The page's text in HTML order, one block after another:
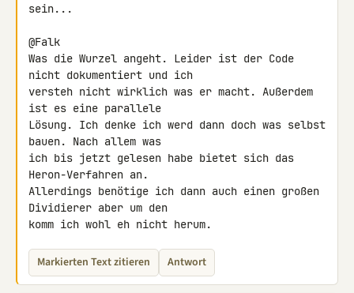
sein...
@Falk
Was die Wurzel angeht. Leider ist der Code
nicht dokumentiert und ich
versteh nicht wirklich was er macht. Außerdem
ist es eine parallele
Lösung. Ich denke ich werd dann doch was selbst
bauen. Nach allem was
ich bis jetzt gelesen habe bietet sich das
Heron-Verfahren an.
Allerdings benötige ich dann auch einen großen
Dividierer aber um den
komm ich wohl eh nicht herum.
Markierten Text zitieren Antwort